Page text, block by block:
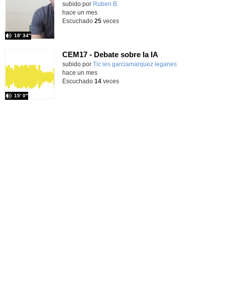
subido por Ruben B.
18′ 34″
hace un mes
Escuchado 25veces
CEM17 - Debate sobre la IA
subido por Tic ies garciamarquez leganes
15′ 0″
-
hace un mes
Escuchado 14veces